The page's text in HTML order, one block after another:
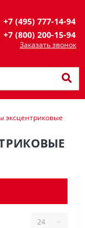
+7 (495) 777-14-94
+7 (800) 200-15-94
Заказать звонок